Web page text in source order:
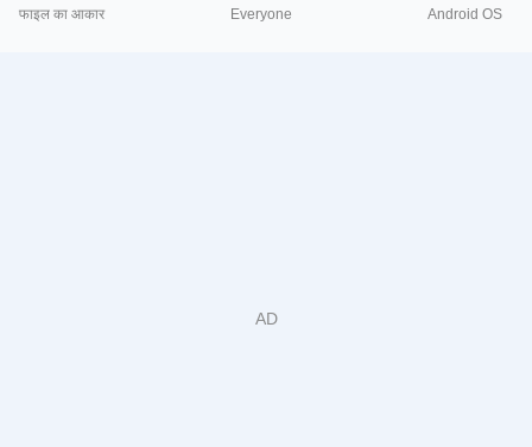
फाइल का आकार Everyone Android OS